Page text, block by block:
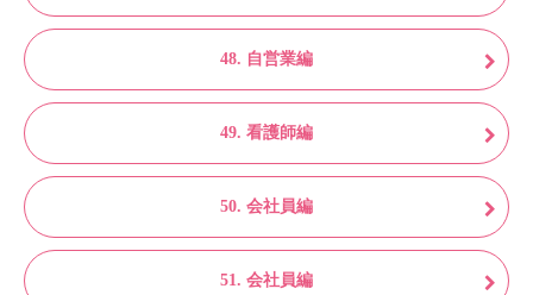
48. 自営業編
49. 看護師編
50. 会社員編
51. 会社員編